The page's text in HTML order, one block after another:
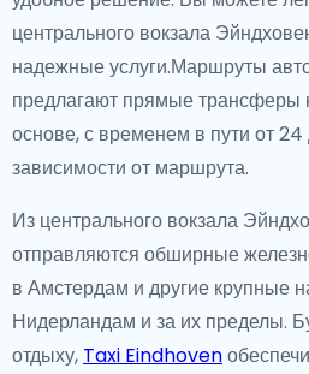
центрального вокзала
надежные услуги.Маршруты
предлагают прямые трансферы
основе, с временем в пути от
зависимости от маршрута.
Из центрального вокзала
отправляются обширные
в Амстердам и другие крупные
Нидерландам и за их пределы.
отдыху, Taxi Eindhoven